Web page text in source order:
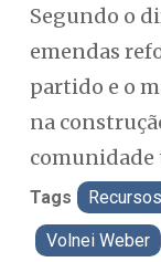
Segundo o
emendas
partido e o
na
comunidade
Tags Recursos
Volnei Weber